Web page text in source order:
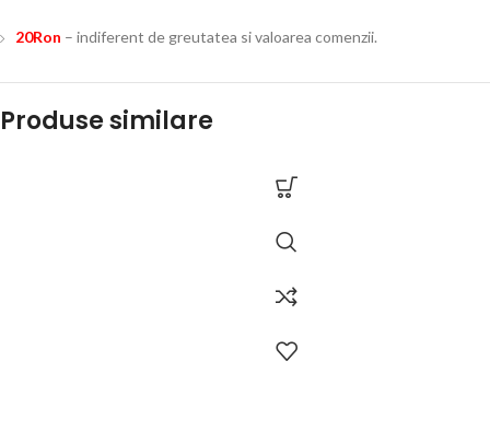
20Ron – indiferent de greutatea si valoarea comenzii.
Produse similare